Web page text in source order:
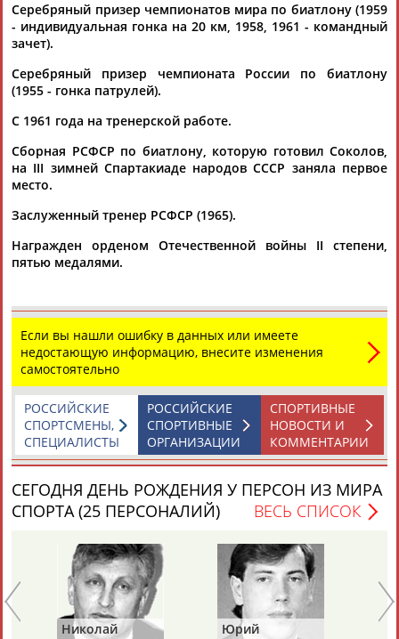
АБДРАХМАНОВАБДРАХМАНОВААБДУВАЛИЕВ
АБДУЛАЕВ
Рамазан
АБДУЛАЕВ
Тагир
АБДУЛАЕВ
Камиль
АБДУЛАЗИЗОВ
Загалав
АБДУЛБЕКОВ
Камалудин
АБДУЛДАУДОВ
Абдула
АБДУЛЖАЛИЛОВ
Магомед
АБДУЛКАГИРОВ
Назир
АБДУЛЛАЕВ
24 персон из 13181
ЕЩЁ ПЕРСОНЫ
Серебряный призер чемпионатов мира по биатлону (1959
- индивидуальная гонка на 20 км, 1958, 1961 - командный
зачет).
Серебряный призер чемпионата России по биатлону
(1955 - гонка патрулей).
С 1961 года на тренерской работе.
Сборная РСФСР по биатлону, которую готовил Соколов,
на III зимней Спартакиаде народов СССР заняла первое
место.
Заслуженный тренер РСФСР (1965).
Награжден орденом Отечественной войны II степени,
пятью медалями.
Если вы нашли ошибку в данных или имеете
недостающую информацию, внесите изменения
самостоятельно
СПОРТИВНЫЕ
НОВОСТИ И
КОММЕНТАРИИ
РОССИЙСКИЕ
СПОРТИВНЫЕ
ОРГАНИЗАЦИИ
РОССИЙСКИЕ
СПОРТСМЕНЫ,
СПЕЦИАЛИСТЫ
СЕГОДНЯ ДЕНЬ РОЖДЕНИЯ У ПЕРСОН ИЗ МИРА
СПОРТА (25 ПЕРСОНАЛИЙ)
ВЕСЬ СПИСОК
Николай
Юрий